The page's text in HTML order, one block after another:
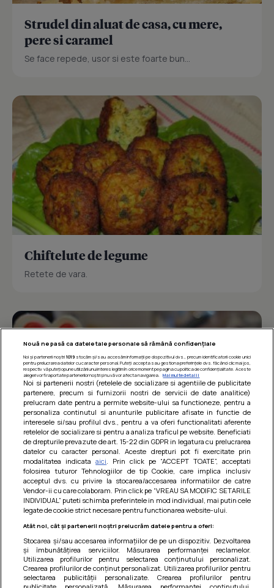
Strudel din aluat de casa, cu mere,
pere si caramel
Se face repede, usor si este foarte bun...
Chiftelute de legume
Retete de vara.
Barcute din vinete cu arpagic rosu
Un deliciu usor de preparat!
Nouă ne pasă ca datele tale personale să rămână confidențiale
Noi și partenerii noștri 1019stocăm și/sau accesăm informații pe dispozitivul dvs., precum identificatorii cookie unici
pentru prelucrarea datelor cu caracter personal. Puteți accepta sau gestiona preferințele dvs. făcând clic mai jos,
respectiv vă puteți opune utilizării unui interes legitim în orice moment pe pagina cu politica de confidențialitate. Aceste
alegeri vor fi raportate partenerilor noștri și nu vă vor afecta navigarea.
Mai multe detalii
Noi si partenerii nostri (retelele de socializare si agentiile de publicitate
partenere, precum si furnizorii nostri de servicii de date analitice)
prelucram date pentru a permite website-ului sa functioneze, pentru a
personaliza continutul si anunturile publicitare afisate in functie de
interesele si/sau profilul dvs., pentru a va oferi functionalitati aferente
retelelor de socializare si pentru a analiza traficul pe website. Beneficiati
de drepturile prevazute de art. 15-22 din GDPR in legatura cu prelucrarea
datelor cu caracter personal. Aceste drepturi pot fi exercitate prin
modalitatea indicataaici . Prin click pe “ACCEPT TOATE”, acceptati
folosirea tuturor Tehnologiilor de tip Cookie, care implica inclusiv
acceptul dvs. cu privire la stocarea/accesarea informatiilor de catre
Vendor-ii cu care colaboram. Prin click pe “VREAU SA MODIFIC SETARILE
INDIVIDUAL” puteti schimba preferintele in mod individual, mai putin cele
legate de cookie strict necesare pentru functionarea website-ului.
Atât noi, cât și partenerii noștri prelucrăm datele pentru a oferi:
Stocarea și/sau accesarea informațiilor de pe un dispozitiv. Dezvoltarea
și îmbunătățirea serviciilor. Măsurarea performanței reclamelor.
Utilizarea profilurilor pentru selectarea conținutului personalizat.
Crearea profilurilor de conținut personalizat. Utilizarea profilurilor pentru
selectarea publicității personalizate. Crearea profilurilor pentru